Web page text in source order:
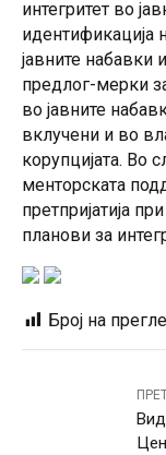
интегритет во
идентификација
јавните
предлог-мерки
во јавните
вклучени и во
корупцијата. Во
менторската
претпријатија
планови за
Број на